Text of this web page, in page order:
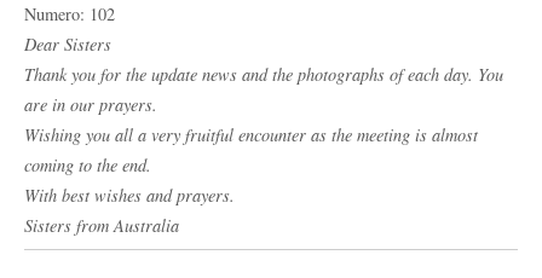
Numero: 102
Dear Sisters
Thank you for the update news and the photographs of each day. You
are in our prayers.
Wishing you all a very fruitful encounter as the meeting is almost
coming to the end.
With best wishes and prayers.
Sisters from Australia